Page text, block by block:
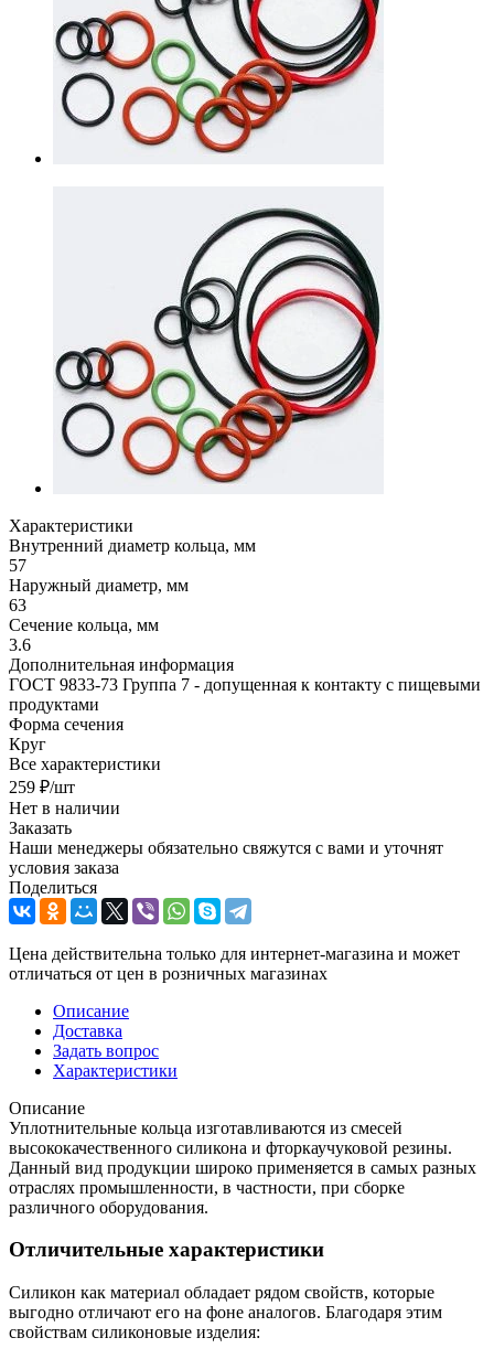
Характеристики
Внутренний диаметр кольца, мм
57
Наружный диаметр, мм
63
Сечение кольца, мм
3.6
Дополнительная информация
ГОСТ 9833-73 Группа 7 - допущенная к контакту с пищевыми
продуктами
Форма сечения
Круг
Все характеристики
259 ₽/шт
Нет в наличии
Заказать
Наши менеджеры обязательно свяжутся с вами и уточнят
условия заказа
Поделиться
Цена действительна только для интернет-магазина и может
отличаться от цен в розничных магазинах
Описание
Доставка
Задать вопрос
Характеристики
Описание
Уплотнительные кольца изготавливаются из смесей
высококачественного силикона и фторкаучуковой резины.
Данный вид продукции широко применяется в самых разных
отраслях промышленности, в частности, при сборке
различного оборудования.
Отличительные характеристики
Силикон как материал обладает рядом свойств, которые
выгодно отличают его на фоне аналогов. Благодаря этим
свойствам силиконовые изделия: